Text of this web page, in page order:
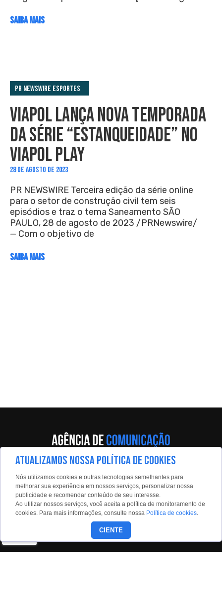
SAIBA MAIS
PR Newswire Esportes
VIAPOL LANÇA NOVA TEMPORADA
DA SÉRIE “ESTANQUEIDADE” NO
VIAPOL PLAY
28 DE AGOSTO DE 2023
PR NEWSWIRE Terceira edição da série online
para o setor de construção civil tem seis
episódios e traz o tema Saneamento SÃO
PAULO, 28 de agosto de 2023 /PRNewswire/
— Com o objetivo de
SAIBA MAIS
Av. Eng. Caetano Álvares, 55 - 5º andar
Limão, São Paulo, 02598-900
Contato:
estadaoconteudo@estadao.com
(11)99350-0439
ATUALIZAMOS NOSSA POLÍTICA DE COOKIES
Nós utilizamos cookies e outras tecnologias semelhantes para
melhorar sua experiência em nossos serviços, personalizar nossa
publicidade e recomendar conteúdo de seu interesse.
Ao utilizar nossos serviços, você aceita a política de monitoramento de
cookies. Para mais informações, consulte nossa Política de cookies.
CIENTE